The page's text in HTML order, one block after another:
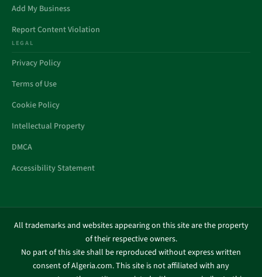
Add My Business
Report Content Violation
LEGAL
Privacy Policy
Terms of Use
Cookie Policy
Intellectual Property
DMCA
Accessibility Statement
All trademarks and websites appearing on this site are the property
of their respective owners.
No part of this site shall be reproduced without express written
consent of Algeria.com. This site is not affiliated with any